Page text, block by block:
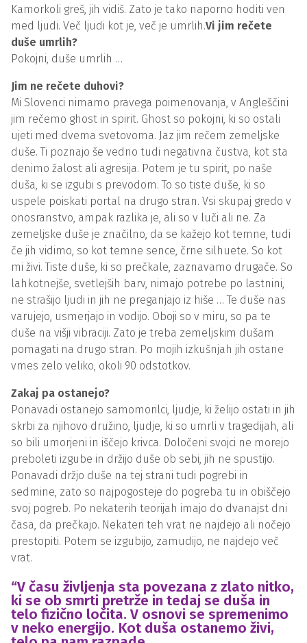
Kamorkoli greš, jih vidiš. Zato je tako naporno hoditi ven
med ljudi. Več ljudi kot je, več je umrlih.Vi jim rečete
duše umrlih?
Pokojni, duše umrlih …
Jim ne rečete duhovi?
Mi Slovenci nimamo pravega poimenovanja, v Angleščini
jim rečemo ghost in spirit. Ghost so pokojni, ki so ostali
ujeti med dvema svetovoma. Jaz jim rečem zemeljske
duše. Ti poznajo še vedno tudi negativna čustva, kot sta
denimo žalost ali agresija. Potem je tu spirit, po naše
duša, ki se izgubi s prevodom. To so tiste duše, ki so
uspele poiskati portal na drugo stran. Vsi skupaj gredo v
onosranstvo, ampak razlika je, ali so v luči ali ne. Za
zemeljske duše je značilno, da se kažejo kot temne, tudi
če jih vidimo, so kot temne sence, črne silhuete. So kot
mi živi. Tiste duše, ki so prečkale, zaznavamo drugače. So
lahkotnejše, svetlejših barv, nimajo potrebe po lastnini,
ne strašijo ljudi in jih ne preganjajo iz hiše … Te duše nas
varujejo, usmerjajo in vodijo. Oboji so v miru, so pa te
duše na višji vibraciji. Zato je treba zemeljskim dušam
pomagati na drugo stran. Po mojih izkušnjah jih ostane
vmes zelo veliko, okoli 90 odstotkov.
Zakaj pa ostanejo?
Ponavadi ostanejo samomorilci, ljudje, ki želijo ostati in jih
skrbi za njihovo družino, ljudje, ki so umrli v tragedijah, ali
so bili umorjeni in iščejo krivca. Določeni svojci ne morejo
preboleti izgube in držijo duše ob sebi, jih ne spustijo.
Ponavadi držjo duše na tej strani tudi pogrebi in
sedmine, zato so najpogosteje do pogreba tu in obiščejo
svoj pogreb. Po nekaterih teorijah imajo do dvanajst dni
časa, da prečkajo. Nekateri teh vrat ne najdejo ali nočejo
prestopiti. Potem se izgubijo, zamudijo, ne najdejo več
vrat.
“V času življenja sta povezana z zlato nitko,
ki se ob smrti pretrže in tedaj se duša in
telo fizično ločita. V osnovi se spremenimo
v neko energijo. Kot duša ostanemo živi,